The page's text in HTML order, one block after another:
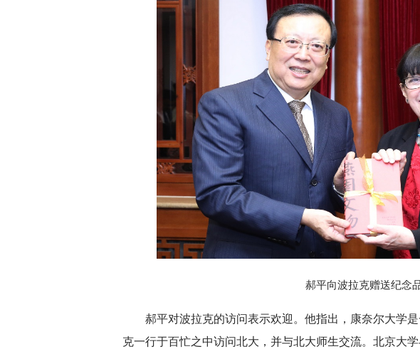
郝平向波拉克赠送纪念
郝平对波拉克的访问表示欢迎。他指出，康奈尔大学
克一行于百忙之中访问北大，并与北大师生交流。北京大
育